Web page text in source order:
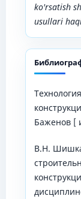
ko'rsatish
usullari
Баженов [
В.Н.